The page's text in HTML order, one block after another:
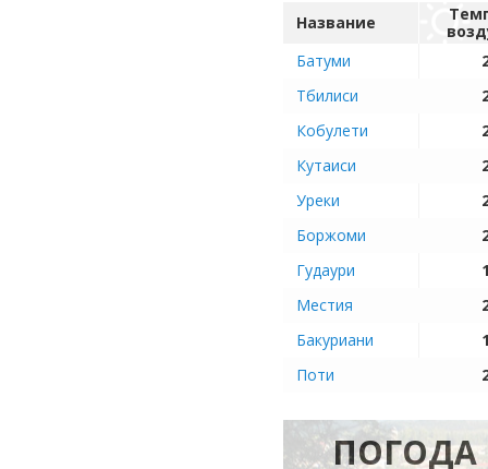
Название
Батуми
Тбилиси
Кобулети
Кутаиси
Уреки
Боржоми
Гудаури
Местия
Бакуриани
Поти
ПОГОДА